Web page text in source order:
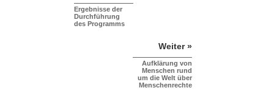
Ergebnisse der
Durchführung
des Programms
Weiter »
Aufklärung von
Menschen rund
um die Welt über
Menschenrechte